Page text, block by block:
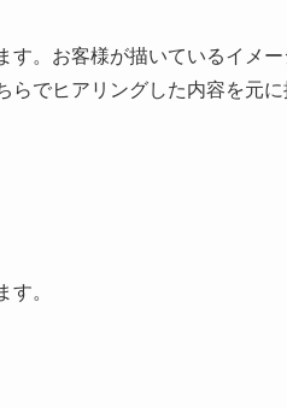
。お客様が描いているイメ
でヒアリングした内容を元に
す。